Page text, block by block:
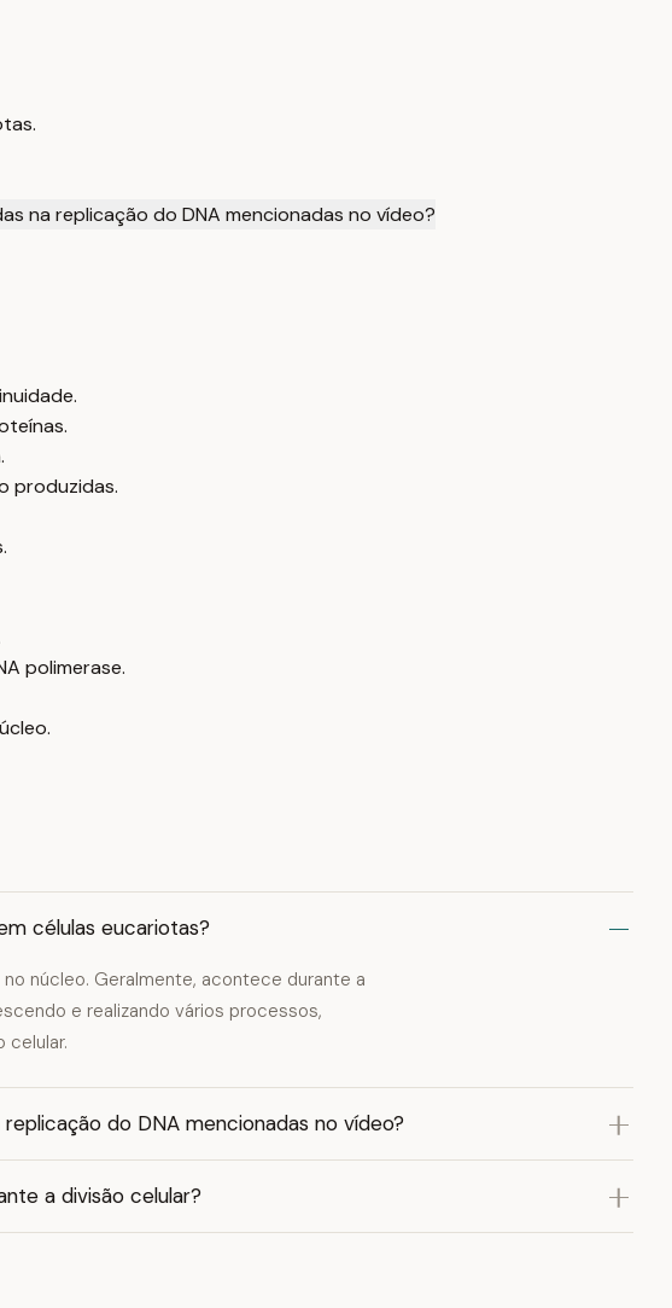
na replicação do DNA mencionadas no vídeo?
produzidas.
polimerase.
células eucariotas?
núcleo. Geralmente, acontece durante a
e realizando vários processos,
celular.
do DNA mencionadas no vídeo?
a divisão celular?